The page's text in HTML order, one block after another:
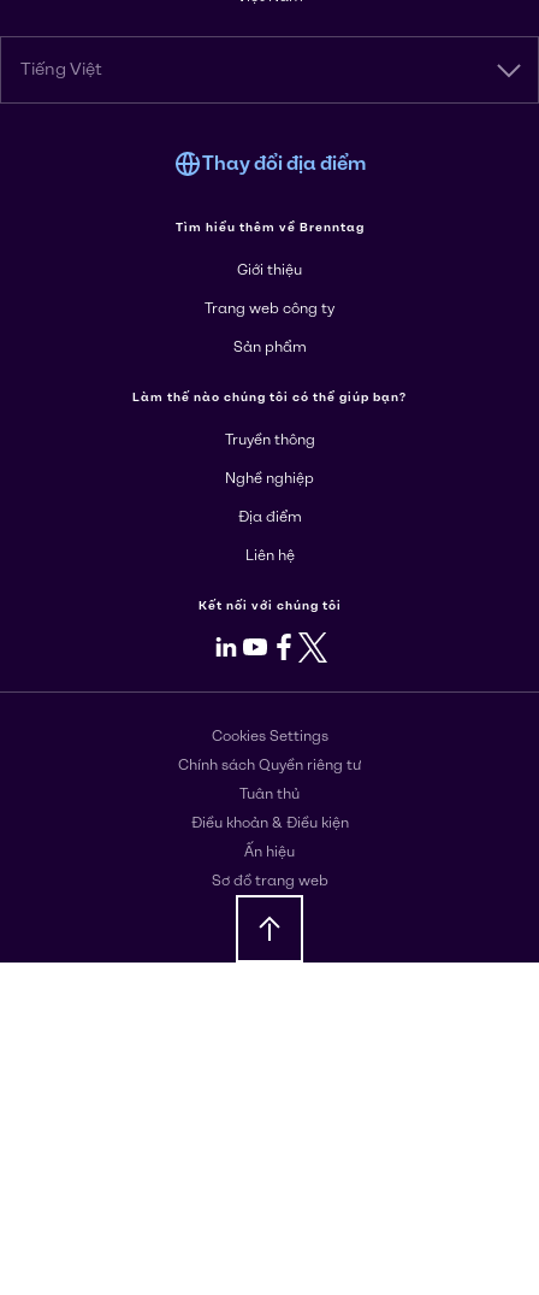
Tiếng Việt
Thay đổi địa điểm
Tìm hiểu thêm về Brenntag
Giới thiệu
Trang web công ty
Sản phẩm
Làm thế nào chúng tôi có thể giúp bạn?
Truyền thông
Nghề nghiệp
Địa điểm
Liên hệ
Kết nối với chúng tôi
LinkedIn
Youtube
Facebook
X
Cookies Settings
Chính sách Quyền riêng tư
Tuân thủ
Điều khoản & Điều kiện
Ấn hiệu
Sơ đồ trang web